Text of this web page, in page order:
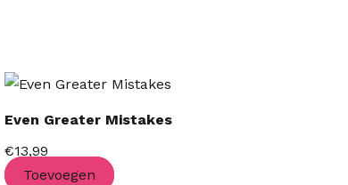
Even Greater Mistakes
€13,99
Toevoegen